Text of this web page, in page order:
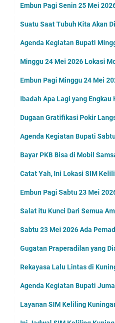
Embun Pagi Senin 25 Mei
Suatu Saat Tubuh Kita Akan
Agenda Kegiatan Bupati
Minggu 24 Mei 2026 Lokasi
Embun Pagi Minggu 24 Mei
Ibadah Apa Lagi yang Engkau
Dugaan Gratifikasi Pokir
Agenda Kegiatan Bupati
Bayar PKB Bisa di Mobil
Catat Yah, Ini Lokasi SIM
Embun Pagi Sabtu 23 Mei
Salat itu Kunci Dari Semua
Sabtu 23 Mei 2026 Ada
Gugatan Praperadilan yang
Rekayasa Lalu Lintas di
Agenda Kegiatan Bupati
Layanan SIM Keliling